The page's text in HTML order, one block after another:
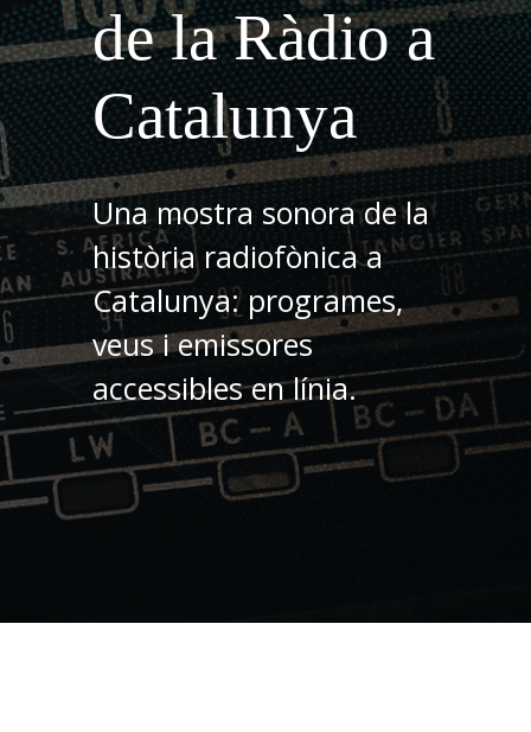
de la Ràdio a
Catalunya
Una mostra sonora de la
història radiofònica a
Catalunya: programes,
veus i emissores
accessibles en línia.